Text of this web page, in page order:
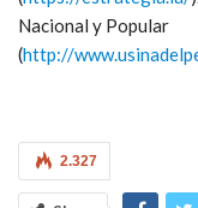
Nacional y Popular
(http://
2.327